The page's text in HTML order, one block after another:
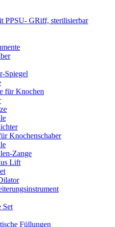
PPSU- GRiff, sterilisierbar
Spiegel
für Knochen
Knochenschaber
Zange
Lift
Set
Füllungen